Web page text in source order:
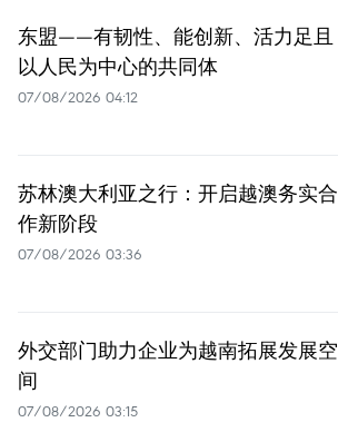
东盟——有韧性、能创新、活力足且
以人民为中心的共同体
07/08/2026 04:12
苏林澳大利亚之行：开启越澳务实合
作新阶段
07/08/2026 03:36
外交部门助力企业为越南拓展发展空
间
07/08/2026 03:15